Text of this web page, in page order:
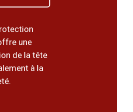
une
de la tête
à la